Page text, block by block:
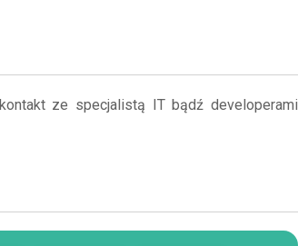
ze specjalistą IT bądź developerami